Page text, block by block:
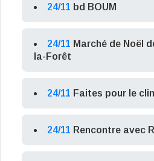
24/11 bd BOUM
24/11 Marché de Noël
la-Forêt
24/11 Faites pour le
24/11 Rencontre avec